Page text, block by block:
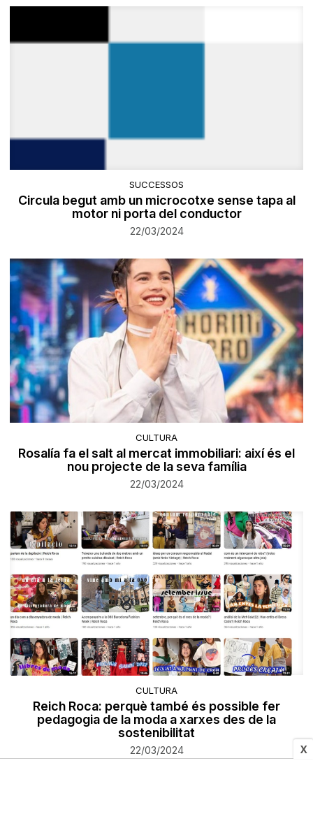
X
SUCCESSOS
Circula begut amb un microcotxe sense tapa al
motor ni porta del conductor
22/03/2024
CULTURA
Rosalía fa el salt al mercat immobiliari: així és el
nou projecte de la seva família
22/03/2024
CULTURA
Reich Roca: perquè també és possible fer
pedagogia de la moda a xarxes des de la
sostenibilitat
22/03/2024